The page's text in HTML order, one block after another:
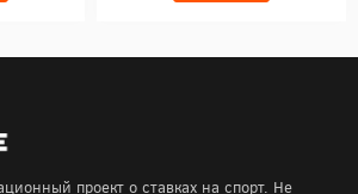
проект о ставках на спорт. Не